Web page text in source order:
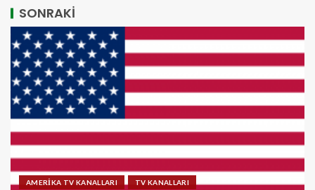
SONRAKİ
AMERİKA TV KANALLARI TV KANALLARI